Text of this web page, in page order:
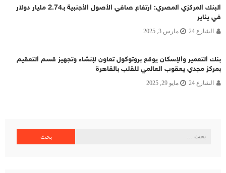
البنك المركزي المصري: ارتفاع صافي الأصول الأجنبية بـ2.74 مليار دولار
في يناير
الشارع 24 مارس 3, 2025
بنك التعمير والإسكان يوقع بروتوكول تعاون لإنشاء وتجهيز قسم التعقيم
بمركز مجدي يعقوب العالمي للقلب بالقاهرة
الشارع 24 مايو 29, 2025
البحث